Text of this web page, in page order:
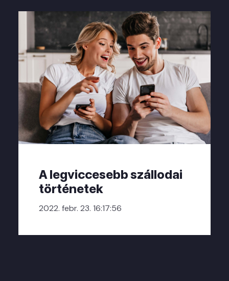
A legviccesebb szállodai
történetek
2022. febr. 23. 16:17:56